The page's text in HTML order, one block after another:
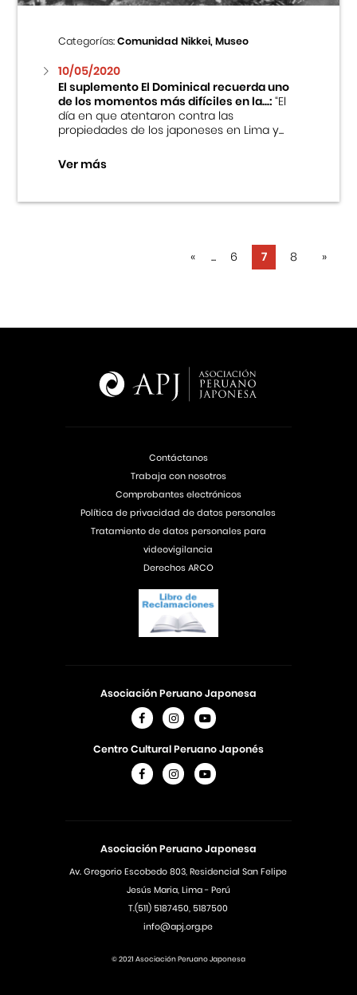
Categorías:Comunidad Nikkei, Museo
10/05/2020
El suplemento El Dominical recuerda uno
de los momentos más difíciles en la...:“El
día en que atentaron contra las
propiedades de los japoneses en Lima y...
Ver más
« ... 6 7 8 »
Asociación Peruano Japonesa
Av. Gregorio Escobedo 803, Residencial San Felipe
Jesús Maria, Lima - Perú
T.(511) 5187450, 5187500
info@apj.org.pe
Asociación Peruano Japonesa
Centro Cultural Peruano Japonés
Contáctanos
Trabaja con nosotros
Comprobantes electrónicos
Política de privacidad de datos personales
Tratamiento de datos personales para
videovigilancia
Derechos ARCO
© 2021 Asociación Peruano Japonesa